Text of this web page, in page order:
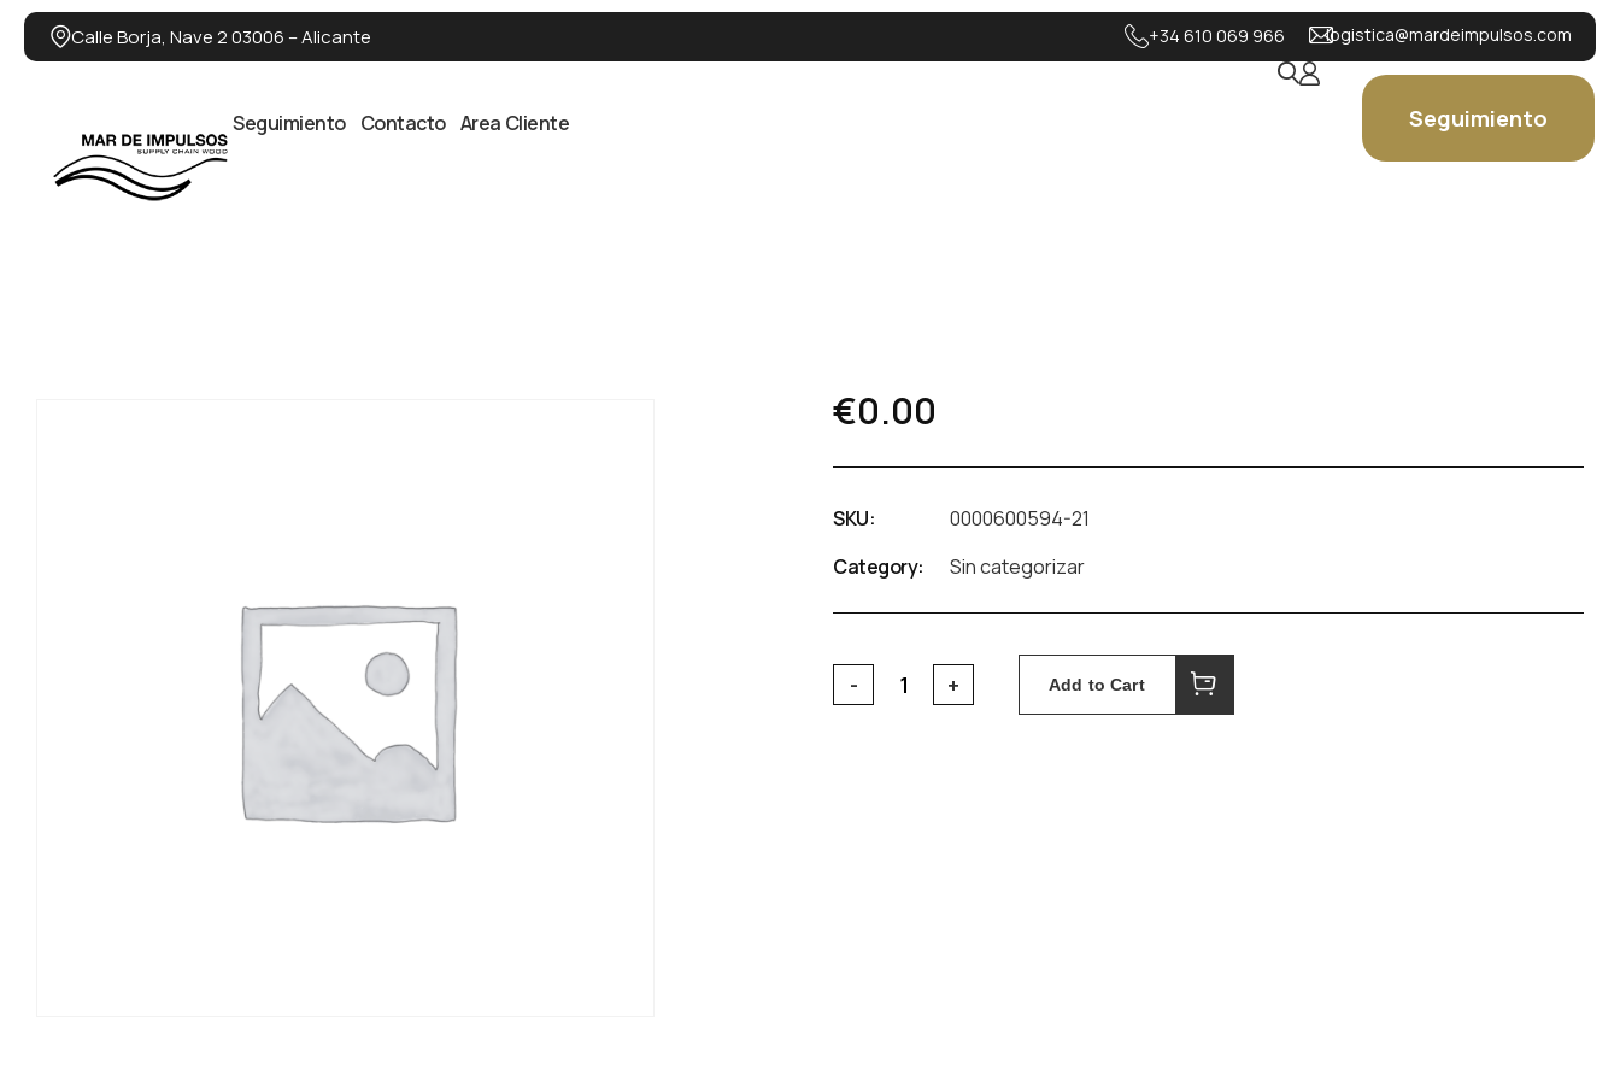
Calle Borja, Nave 2 03006 – Alicante logistica@mardeimpulsos.com
+34 610 069 966
Seguimiento Contacto Area Cliente Seguimiento
€0.00
SKU:
0000600594-21
Category:
Sin categorizar
Add to Cart